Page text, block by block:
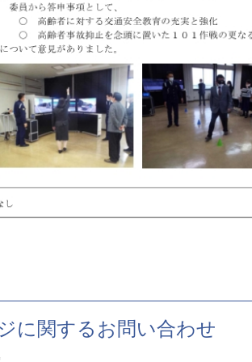
に関するお問い合わせ